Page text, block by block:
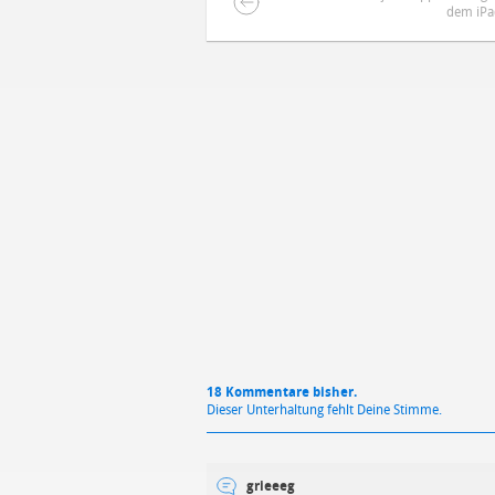
dem
18 Kommentare bisher.
Dieser Unterhaltung fehlt Deine Stimme.
grieeeg